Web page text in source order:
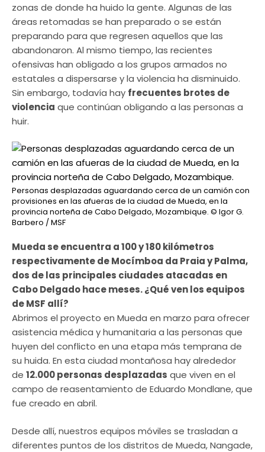
zonas de donde ha huido la gente. Algunas de las
áreas retomadas se han preparado o se están
preparando para que regresen aquellos que las
abandonaron. Al mismo tiempo, las recientes
ofensivas han obligado a los grupos armados no
estatales a dispersarse y la violencia ha disminuido.
Sin embargo, todavía hay frecuentes brotes de
violencia que continúan obligando a las personas a
huir.
Personas desplazadas aguardando cerca de un camión con
provisiones en las afueras de la ciudad de Mueda, en la
provincia norteña de Cabo Delgado, Mozambique. © Igor G.
Barbero / MSF
Mueda se encuentra a 100 y 180 kilómetros
respectivamente de Mocímboa da Praia y Palma,
dos de las principales ciudades atacadas en
Cabo Delgado hace meses. ¿Qué ven los equipos
de MSF allí?
Abrimos el proyecto en Mueda en marzo para ofrecer
asistencia médica y humanitaria a las personas que
huyen del conflicto en una etapa más temprana de
su huida. En esta ciudad montañosa hay alrededor
de 12.000 personas desplazadas que viven en el
campo de reasentamiento de Eduardo Mondlane, que
fue creado en abril.
Desde allí, nuestros equipos móviles se trasladan a
diferentes puntos de los distritos de Mueda, Nangade,